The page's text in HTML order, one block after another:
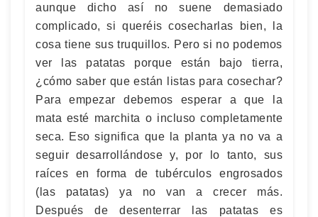
aunque dicho así no suene demasiado
complicado, si queréis cosecharlas bien, la
cosa tiene sus truquillos. Pero si no podemos
ver las patatas porque están bajo tierra,
¿cómo saber que están listas para cosechar?
Para empezar debemos esperar a que la
mata esté marchita o incluso completamente
seca. Eso significa que la planta ya no va a
seguir desarrollándose y, por lo tanto, sus
raíces en forma de tubérculos engrosados
(las patatas) ya no van a crecer más.
Después de desenterrar las patatas es